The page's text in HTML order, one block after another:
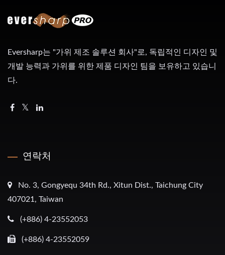
Eversharp는 "가위 제조 솔루션 회사"로, 독립적인 디자인 및
개발 능력과 가위를 위한 제품 디자인 팀을 보유하고 있습니
다.
연락처
No. 3, Gongyequ 34th Rd., Xitun Dist., Taichung City
407021, Taiwan
(+886) 4-23552053
(+886) 4-23552059